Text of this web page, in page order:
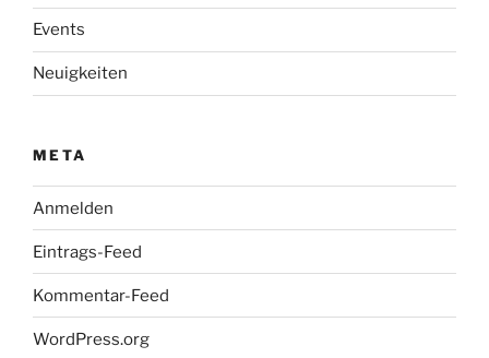
Events
Neuigkeiten
META
Anmelden
Eintrags-Feed
Kommentar-Feed
WordPress.org